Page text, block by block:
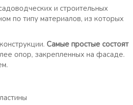
и строительных
по типу материалов, из которых
Самые простые состоят
опор, закрепленных на фасаде.